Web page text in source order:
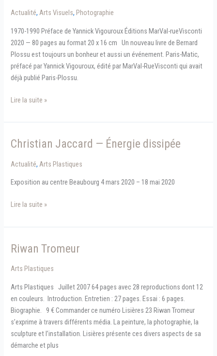
Actualité,Arts Visuels, Photographie
1970-1990 Préface de Yannick Vigouroux Éditions MarVal-rueVisconti
2020 — 80 pages au format 20 x 16 cm Un nouveau livre de Bernard
Plossu est toujours un bonheur et aussi un événement. Paris-Matic,
préfacé par Yannick Vigouroux, édité par MarVal-RueVisconti qui avait
déjà publié Paris-Plossu.
Bernard
:
Matic
Lire la suite »
Christian Jaccard — Énergie dissipée
Actualité,Arts Plastiques
Exposition au centre Beaubourg 4 mars 2020 – 18 mai 2020
Christian
—
dissipée
Lire la suite »
Riwan Tromeur
Arts Plastiques
Arts Plastiques Juillet 2007 64 pages avec 28 reproductions dont 12
en couleurs. Introduction. Entretien : 27 pages. Essai : 6 pages.
Biographie. 9 € Commander ce numéro Lisières 23 Riwan Tromeur
s’exprime à travers différents média. La peinture, la photographie, la
sculpture et l’installation. Lisières présente ces divers aspects de sa
démarche et plus